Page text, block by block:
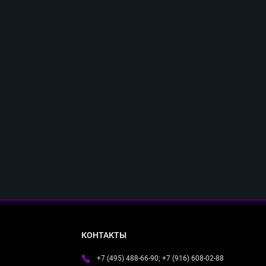
КОНТАКТЫ
+7 (495) 488-66-90; +7 (916) 608-02-88